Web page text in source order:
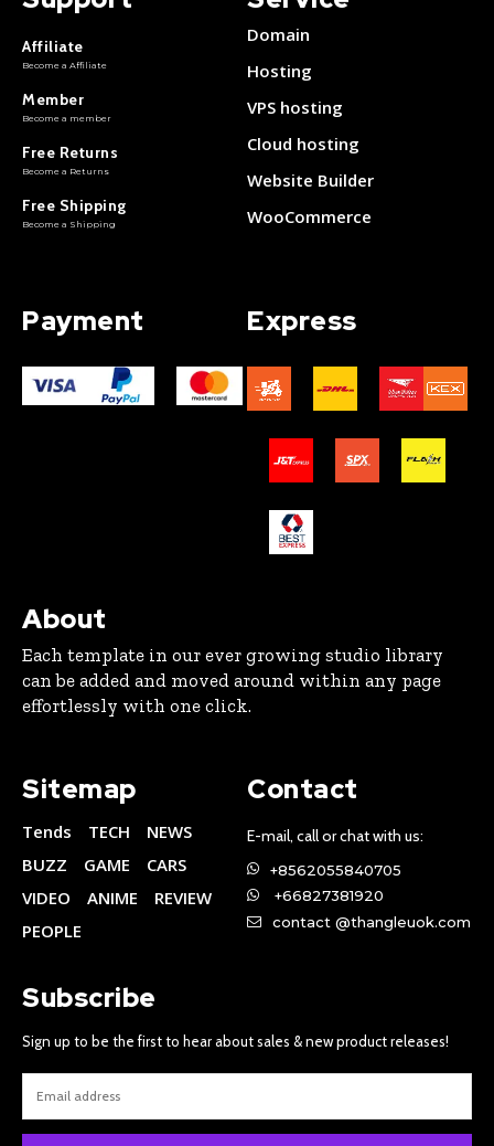
Affiliate
Become a Affiliate
Member
Become a member
Free Returns
Become a Returns
Free Shipping
Become a Shipping
Domain
Hosting
VPS hosting
Cloud hosting
Website Builder
WooCommerce
Payment Express
About
Each template in our ever growing studio library
can be added and moved around within any page
effortlessly with one click.
Sitemap
Tends TECH
NEWS
BUZZ
GAME
CARS
VIDEO
ANIME
REVIEW
PEOPLE
Contact
E-mail, call or chat with us:
+8562055840705
+66827381920
contact @thangleuok.com
Subscribe
Sign up to be the first to hear about sales & new product releases!